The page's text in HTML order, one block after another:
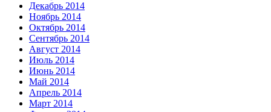
Декабрь 2014
Ноябрь 2014
Октябрь 2014
Сентябрь 2014
Август 2014
Июль 2014
Июнь 2014
Май 2014
Апрель 2014
Март 2014